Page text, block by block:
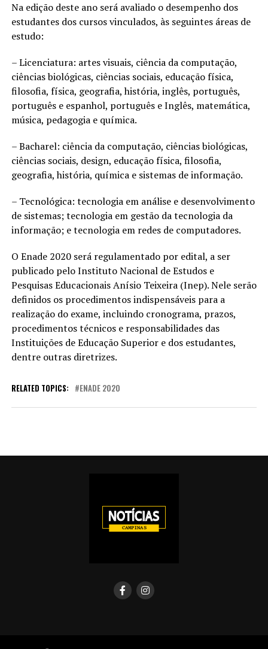
Na edição deste ano será avaliado o desempenho dos
estudantes dos cursos vinculados, às seguintes áreas de
estudo:
– Licenciatura: artes visuais, ciência da computação,
ciências biológicas, ciências sociais, educação física,
filosofia, física, geografia, história, inglês, português,
português e espanhol, português e Inglês, matemática,
música, pedagogia e química.
– Bacharel: ciência da computação, ciências biológicas,
ciências sociais, design, educação física, filosofia,
geografia, história, química e sistemas de informação.
– Tecnológica: tecnologia em análise e desenvolvimento
de sistemas; tecnologia em gestão da tecnologia da
informação; e tecnologia em redes de computadores.
O Enade 2020 será regulamentado por edital, a ser
publicado pelo Instituto Nacional de Estudos e
Pesquisas Educacionais Anísio Teixeira (Inep). Nele serão
definidos os procedimentos indispensáveis para a
realização do exame, incluindo cronograma, prazos,
procedimentos técnicos e responsabilidades das
Instituições de Educação Superior e dos estudantes,
dentre outras diretrizes.
RELATED TOPICS: ENADE 2020